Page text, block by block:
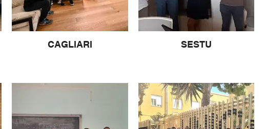
CAGLIARI SESTU